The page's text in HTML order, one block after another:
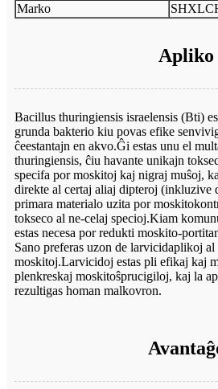
Marko
Apliko
Bacillus thuringiensis israelensis (Bti)
grunda bakterio kiu povas efike
ĉeestantajn en akvo.Ĝi estas unu el
thuringiensis, ĉiu havante unikajn
specifa por moskitoj kaj nigraj muŝoj,
direkte al certaj aliaj dipteroj (inkluzive
primara materialo uzita por
tokseco al ne-celaj specioj.Kiam
estas necesa por redukti moskito-
Sano preferas uzon de larvicidaplikoj
moskitoj.Larvicidoj estas pli efikaj kaj
plenkreskaj moskitoŝprucigiloj, kaj la
rezultigas homan malkovron.